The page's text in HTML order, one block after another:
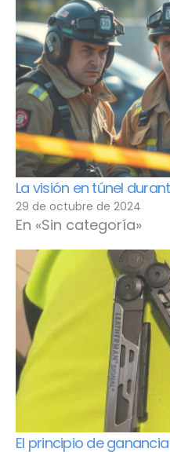
La visión en túnel
29 de octubre de 2024
En «Sin categoría»
El principio de